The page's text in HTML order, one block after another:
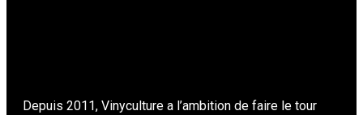
Depuis 2011, Vinyculture a l’ambition de faire le tour